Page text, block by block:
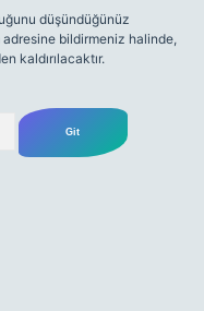
düşündüğünüz
adresine bildirmeniz halinde,
kaldırılacaktır.